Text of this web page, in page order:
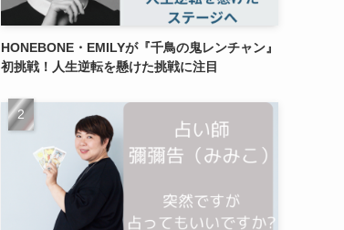
HONEBONE・EMILYが『千鳥の鬼レンチャン』
初挑戦！人生逆転を懸けた挑戦に注目